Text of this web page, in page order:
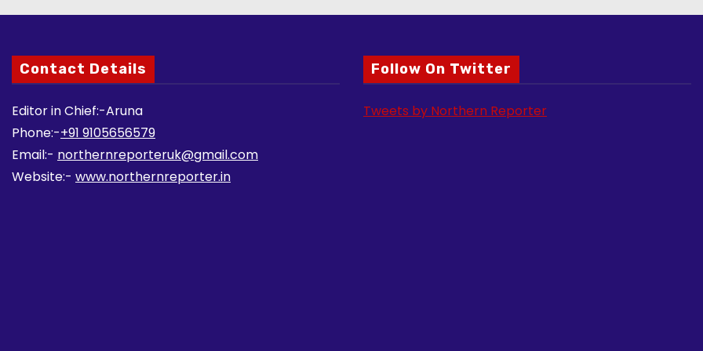
Contact Details
Editor in Chief:-Aruna
Phone:-+91 9105656579
Email:- northernreporteruk@gmail.com
Website:- www.northernreporter.in
Follow On Twitter
Tweets by Northern Reporter